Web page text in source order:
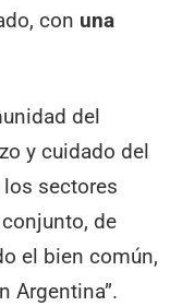
con una
del
y cuidado del
los sectores
de
el bien común,
Argentina”.